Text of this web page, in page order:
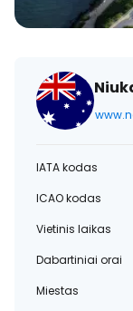
IATA kodas
ICAO kodas
Vietinis laikas
Dabartiniai orai
Miestas